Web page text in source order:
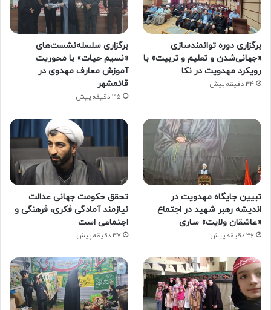
برگزاری دوره توانمندسازی
«جهانی‌شدن و تعلیم و تربیت» با
رویکرد مهدویت در نکا
34 دقیقه پیش
برگزاری سلسله‌نشست‌های
«نسیم حیات» با محوریت
آموزش معارف مهدوی در
قائمشهر
35 دقیقه پیش
تبیین جایگاه مهدویت در
اندیشه رهبر شهید در اجتماع
«عاشقان ولایت» ساری
36 دقیقه پیش
تحقق حکومت جهانی عدالت
نیازمند آمادگی فکری، فرهنگی و
اجتماعی است
37 دقیقه پیش